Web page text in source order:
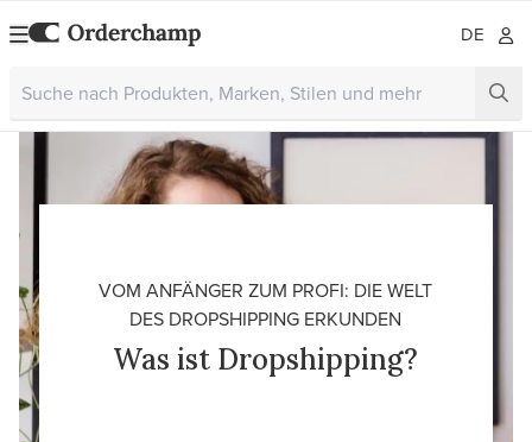
DE
VOM ANFÄNGER ZUM PROFI: DIE WELT
DES DROPSHIPPING ERKUNDEN
Was ist Dropshipping?